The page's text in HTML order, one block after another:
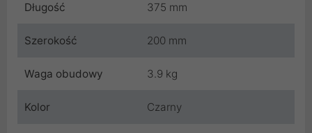
Długość 375 mm
Szerokość 200 mm
Waga obudowy 3.9 kg
Kolor Czarny